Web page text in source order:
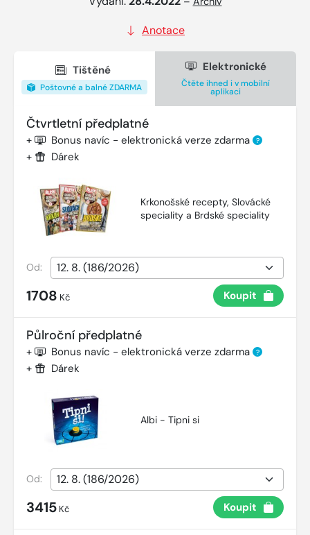
Anotace
Tištěné
Poštovné a balné ZDARMA
Elektronické
Čtěte ihned i v mobilní
aplikaci
Čtvrtletní předplatné
+ Bonus navíc - elektronická verze zdarma ?
+ Dárek
Krkonošské recepty, Slovácké
speciality a Brdské speciality
Od:
1708 Kč Koupit
Půlroční předplatné
+ Bonus navíc - elektronická verze zdarma ?
+ Dárek
Albi - Tipni si
Od:
3415 Kč Koupit